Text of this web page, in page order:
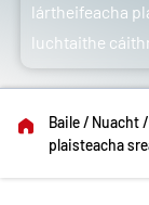
lártheifeacha
luchtaithe
Baile/ Nuacht/
plaisteacha